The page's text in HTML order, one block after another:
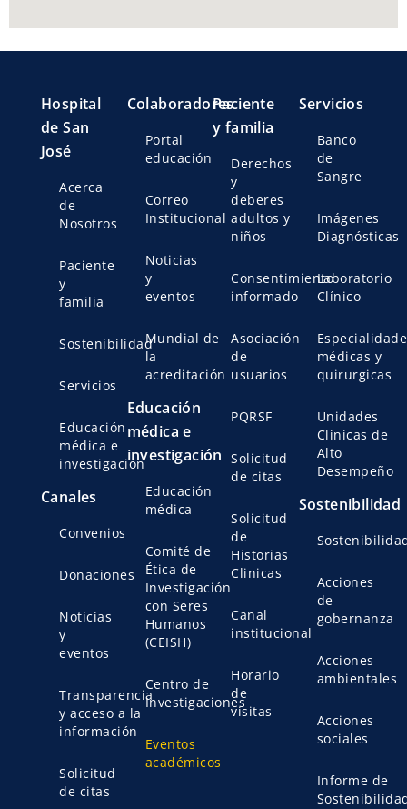
Hospital
de San
José
Acerca
de
Nosotros
Paciente
y
familia
Sostenibilidad
Servicios
Educación
médica e
investigación
Canales
Convenios
Donaciones
Noticias
y
eventos
Transparencia
y acceso a la
información
Solicitud
de citas
Colaboradores
Portal
educación
Correo
Institucional
Noticias
y
eventos
Mundial de
la
acreditación
Educación
médica e
investigación
Educación
médica
Comité de
Ética de
Investigación
con Seres
Humanos
(CEISH)
Centro de
Investigaciones
Eventos
académicos
Paciente
y familia
Derechos
y
deberes
adultos y
niños
Consentimiento
informado
Asociación
de
usuarios
PQRSF
Solicitud
de citas
Solicitud
de
Historias
Clinicas
Canal
institucional
Horario
de
visitas
Servicios
Banco
de
Sangre
Imágenes
Diagnósticas
Laboratorio
Clínico
médicas y
quirurgicas
Unidades
Clinicas de
Alto
Desempeño
Sostenibilidad
Acciones
de
gobernanza
Acciones
ambientales
Acciones
sociales
Informe de